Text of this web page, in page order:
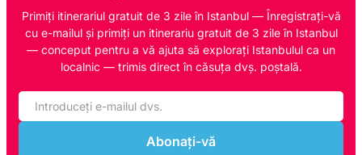
Primiți itinerariul gratuit de 3 zile în Istanbul — Înregistrați-vă
cu e-mailul și primiți un itinerariu gratuit de 3 zile în Istanbul
— conceput pentru a vă ajuta să explorați Istanbulul ca un
localnic — trimis direct în căsuța dvș. poștală.
Abonați-vă